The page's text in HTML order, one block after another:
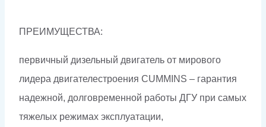
ПРЕИМУЩЕСТВА:
первичный дизельный двигатель от мирового
лидера двигателестроения CUMMINS – гарантия
надежной, долговременной работы ДГУ при самых
тяжелых режимах эксплуатации,